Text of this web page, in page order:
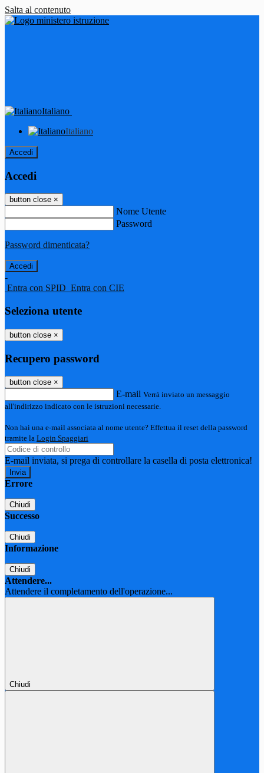
Salta al contenuto
Italiano
Italiano
Accedi
Accedi
button close ×
Nome Utente
Password
Password dimenticata?
-
Entra con SPID Entra con CIE
Seleziona utente
button close ×
Recupero password
button close ×
E-mail Verrà inviato un messaggio
all'indirizzo indicato con le istruzioni necessarie.
Non hai una e-mail associata al nome utente? Effettua il reset della password
tramite la Login Spaggiari
E-mail inviata, si prega di controllare la casella di posta elettronica!
Errore
Chiudi
Successo
Chiudi
Informazione
Chiudi
Attendere...
Attendere il completamento dell'operazione...
Chiudi